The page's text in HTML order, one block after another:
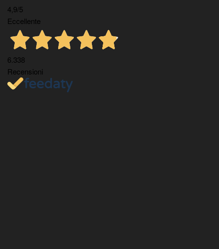
4,9/5
Eccellente
6.338
Recensioni